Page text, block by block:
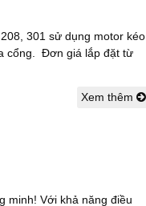
301 sử dụng motor kéo
cổng. Đơn giá lắp đặt từ
Xem thêm
minh! Với khả năng điều